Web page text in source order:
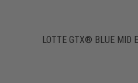
LOTTE GTX® BLUE MID